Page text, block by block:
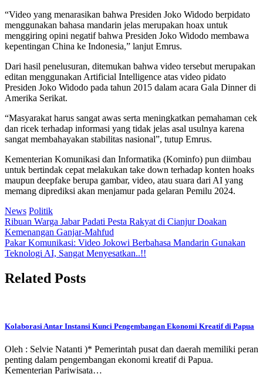
“Video yang menarasikan bahwa Presiden Joko Widodo berpidato
menggunakan bahasa mandarin jelas merupakan hoax untuk
menggiring opini negatif bahwa Presiden Joko Widodo membawa
kepentingan China ke Indonesia,” lanjut Emrus.
Dari hasil penelusuran, ditemukan bahwa video tersebut merupakan
editan menggunakan Artificial Intelligence atas video pidato
Presiden Joko Widodo pada tahun 2015 dalam acara Gala Dinner di
Amerika Serikat.
“Masyarakat harus sangat awas serta meningkatkan pemahaman cek
dan ricek terhadap informasi yang tidak jelas asal usulnya karena
sangat membahayakan stabilitas nasional”, tutup Emrus.
Kementerian Komunikasi dan Informatika (Kominfo) pun diimbau
untuk bertindak cepat melakukan take down terhadap konten hoaks
maupun deepfake berupa gambar, video, atau suara dari AI yang
memang diprediksi akan menjamur pada gelaran Pemilu 2024.
News Politik
Post
navigation
Ribuan Warga Jabar Padati Pesta Rakyat di Cianjur Doakan
Kemenangan Ganjar-Mahfud
Pakar Komunikasi: Video Jokowi Berbahasa Mandarin Gunakan
Teknologi AI, Sangat Menyesatkan..!!
Related Posts
Kolaborasi Antar Instansi Kunci Pengembangan Ekonomi Kreatif di Papua
Oleh : Selvie Natanti )* Pemerintah pusat dan daerah memiliki peran
penting dalam pengembangan ekonomi kreatif di Papua.
Kementerian Pariwisata…